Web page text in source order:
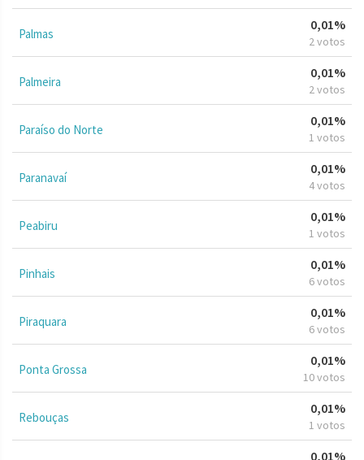
Palmas
0,01%
2 votos
Palmeira
0,01%
2 votos
Paraíso do Norte
0,01%
1 votos
Paranavaí
0,01%
4 votos
Peabiru
0,01%
1 votos
Pinhais
0,01%
6 votos
Piraquara
0,01%
6 votos
Ponta Grossa
0,01%
10 votos
Rebouças
0,01%
1 votos
0,01%